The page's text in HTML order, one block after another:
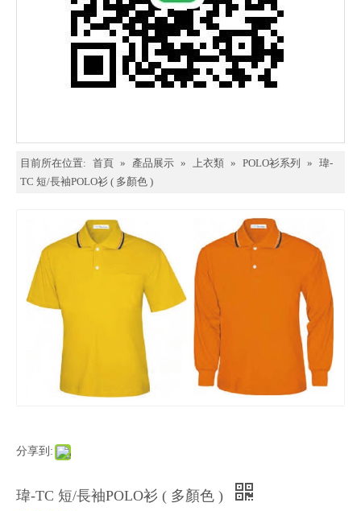
目前所在位置: 首頁 » 產品展示 » 上衣類 » POLO衫系列 » 瑋-
TC 短/長袖POLO衫 ( 多顏色 )
分享到:
瑋-TC 短/長袖POLO衫 ( 多顏色 )